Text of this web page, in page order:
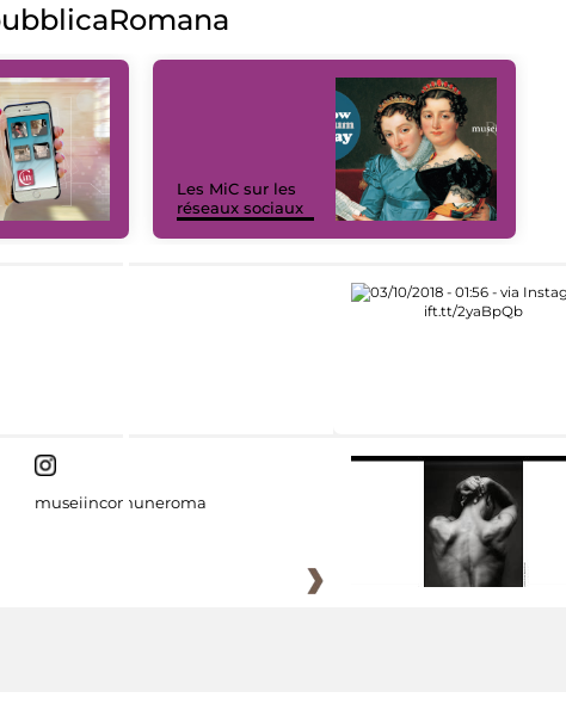
Les MiC sur les
réseaux sociaux
museiincomuneroma